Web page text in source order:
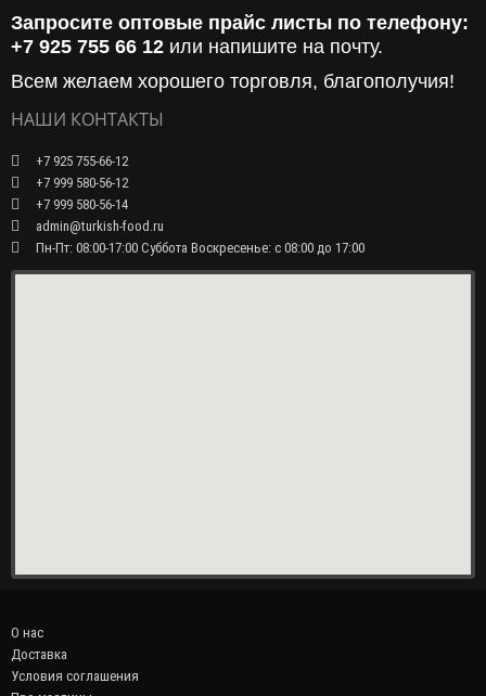
Запросите оптовые прайс листы по телефону:
+7 925 755 66 12 или напишите на почту.
Всем желаем хорошего торговля, благополучия!
НАШИ КОНТАКТЫ
+7 925 755-66-12
+7 999 580-56-12
+7 999 580-56-14
admin@turkish-food.ru
Пн-Пт: 08:00-17:00 Суббота Воскресенье: с 08:00 до 17:00
О нас
Доставка
Условия соглашения